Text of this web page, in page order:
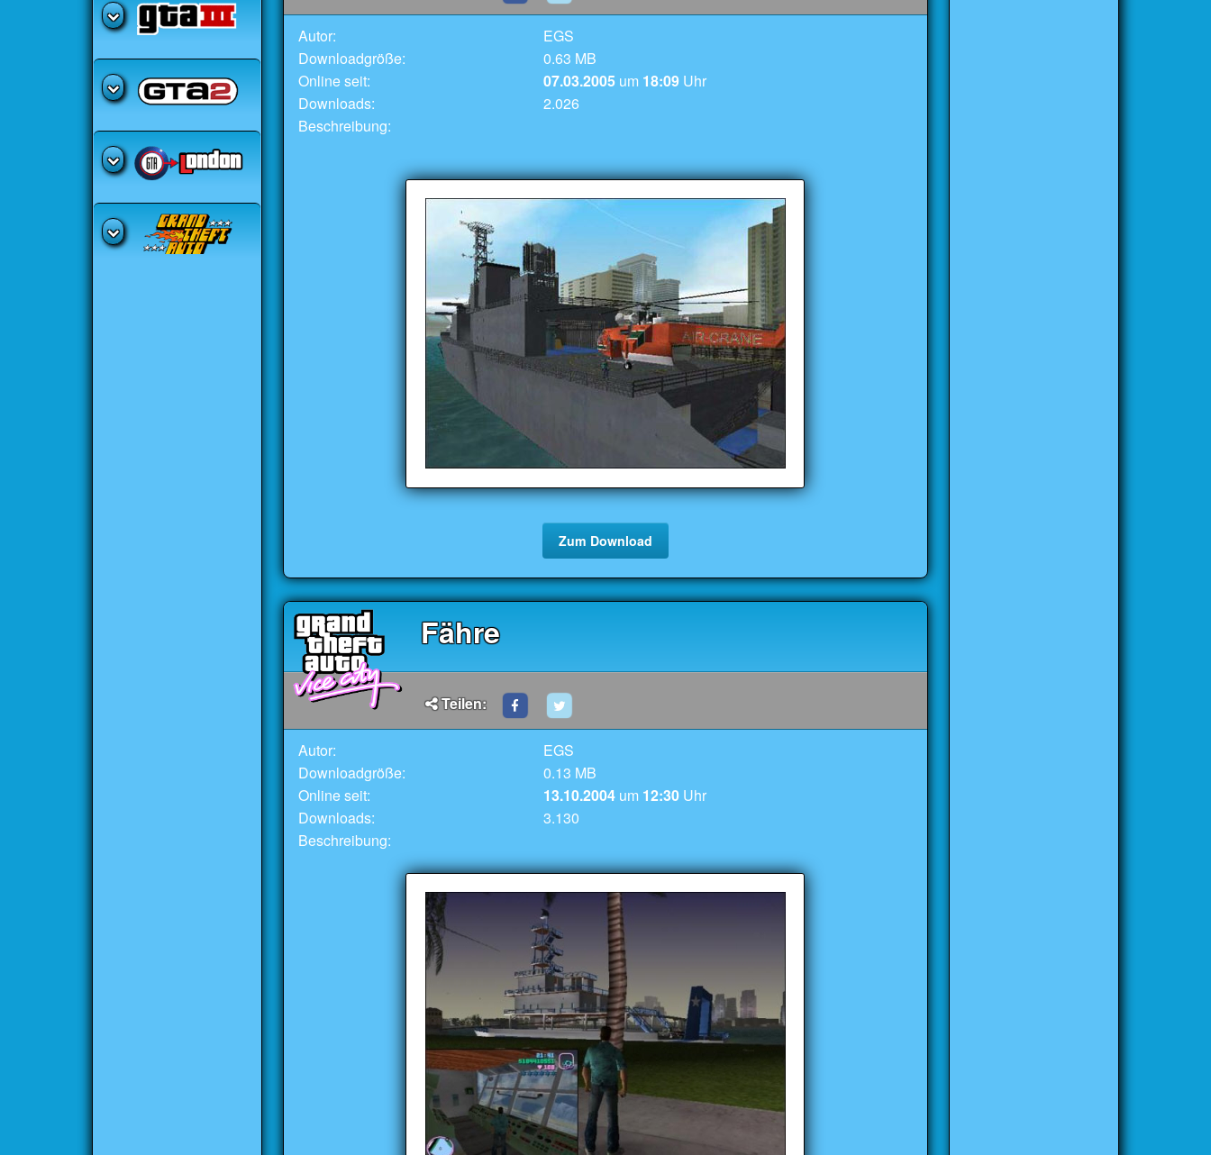
Autor:
EGS
Downloadgröße:
0.63 MB
Online seit:
07.03.2005um 18:09Uhr
Downloads:
2.026
Beschreibung:
Zum Download
Fähre
Teilen:
Autor:
EGS
Downloadgröße:
0.13 MB
Online seit:
13.10.2004um 12:30Uhr
Downloads:
3.130
Beschreibung: